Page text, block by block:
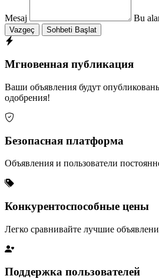
Mesaj Bu
Vazgeç Sohbeti Başlat
Мгновенная публикация
Ваши объявления будут
одобрения!
Безопасная платформа
Объявления и пользователи
Конкурентоспособные цены
Легко сравнивайте лучшие
Поддержка пользователей